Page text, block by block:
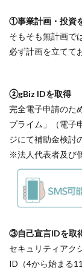
①事業計画・投資
そもそも無計画で
必ず計画を立てて
②gBiz IDを取得
完全電子申請のた
プライム」（電子
ジにて補助金検討
※法人代表者及び
③自己宣言IDを取
セキュリティアク
ID（4から始まる